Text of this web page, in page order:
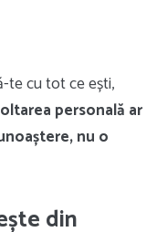
te cu tot ce ești,
personală ar
nu o
din